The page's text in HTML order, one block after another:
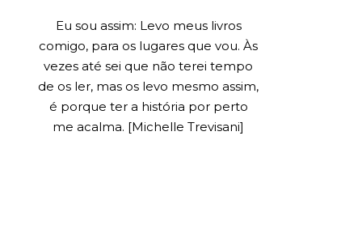
Eu sou assim: Levo meus livros
comigo, para os lugares que vou. Às
vezes até sei que não terei tempo
de os ler, mas os levo mesmo assim,
é porque ter a história por perto
me acalma. [Michelle Trevisani]